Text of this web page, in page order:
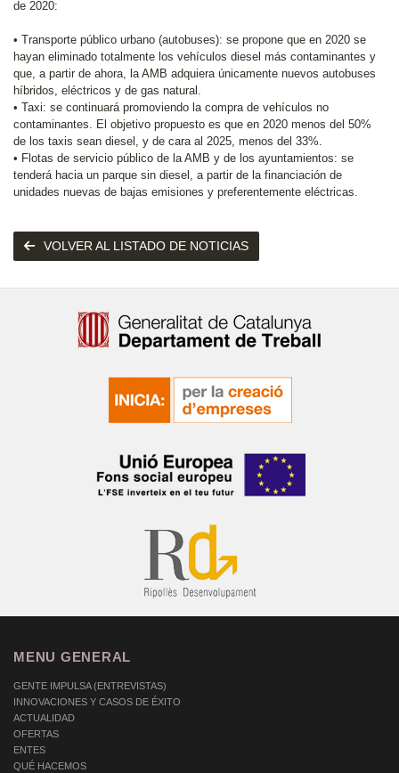
de 2020:
• Transporte público urbano (autobuses): se propone que en 2020 se
hayan eliminado totalmente los vehículos diesel más contaminantes y
que, a partir de ahora, la AMB adquiera únicamente nuevos autobuses
híbridos, eléctricos y de gas natural.
• Taxi: se continuará promoviendo la compra de vehículos no
contaminantes. El objetivo propuesto es que en 2020 menos del 50%
de los taxis sean diesel, y de cara al 2025, menos del 33%.
• Flotas de servicio público de la AMB y de los ayuntamientos: se
tenderá hacia un parque sin diesel, a partir de la financiación de
unidades nuevas de bajas emisiones y preferentemente eléctricas.
VOLVER AL LISTADO DE NOTICIAS
MENU GENERAL
GENTE IMPULSA (ENTREVISTAS)
INNOVACIONES Y CASOS DE ÉXITO
ACTUALIDAD
OFERTAS
ENTES
QUÉ HACEMOS